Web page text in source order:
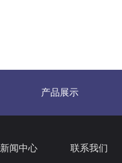
产品展示
新闻中心 联系我们